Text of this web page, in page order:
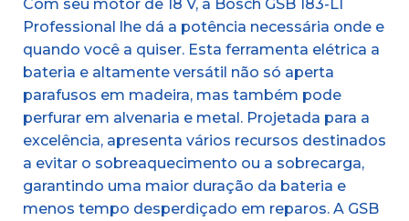
Com seu motor de 18 V, a Bosch GSB 183-LI
Professional lhe dá a potência necessária onde e
quando você a quiser. Esta ferramenta elétrica a
bateria e altamente versátil não só aperta
parafusos em madeira, mas também pode
perfurar em alvenaria e metal. Projetada para a
excelência, apresenta vários recursos destinados
a evitar o sobreaquecimento ou a sobrecarga,
garantindo uma maior duração da bateria e
menos tempo desperdiçado em reparos. A GSB